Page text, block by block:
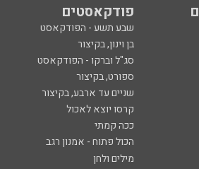
פודקאסטים
שבע תשע - הפודקאסט
בן וינון, בקיצור
סג"ל וברקו - הפודקאסט
ספורט, בקיצור
שניים עד ארבע, בקיצור
קרסו יוצא לאכול
ככה קמתי
הכול פתוח - אמנון רגב
מילים ולחן